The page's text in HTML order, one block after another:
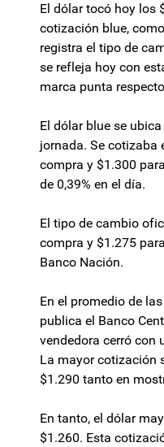
El dólar tocó hoy los
cotización blue,
registra el tipo de
se refleja hoy con
marca punta
El dólar blue se
jornada. Se cotizaba
compra y $1.300
de 0,39% en el día.
El tipo de cambio
compra y $1.275
Banco Nación.
En el promedio de
publica el Banco
vendedora cerró con
La mayor cotización
$1.290 tanto en
En tanto, el dólar
$1.260. Esta